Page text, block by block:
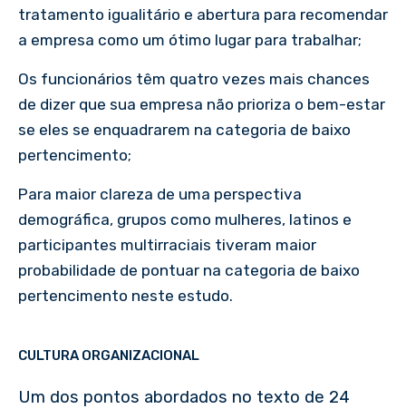
tratamento igualitário e abertura para recomendar
a empresa como um ótimo lugar para trabalhar;
Os funcionários têm quatro vezes mais chances
de dizer que sua empresa não prioriza o bem-estar
se eles se enquadrarem na categoria de baixo
pertencimento;
Para maior clareza de uma perspectiva
demográfica, grupos como mulheres, latinos e
participantes multirraciais tiveram maior
probabilidade de pontuar na categoria de baixo
pertencimento neste estudo.
CULTURA ORGANIZACIONAL
Um dos pontos abordados no texto de 24